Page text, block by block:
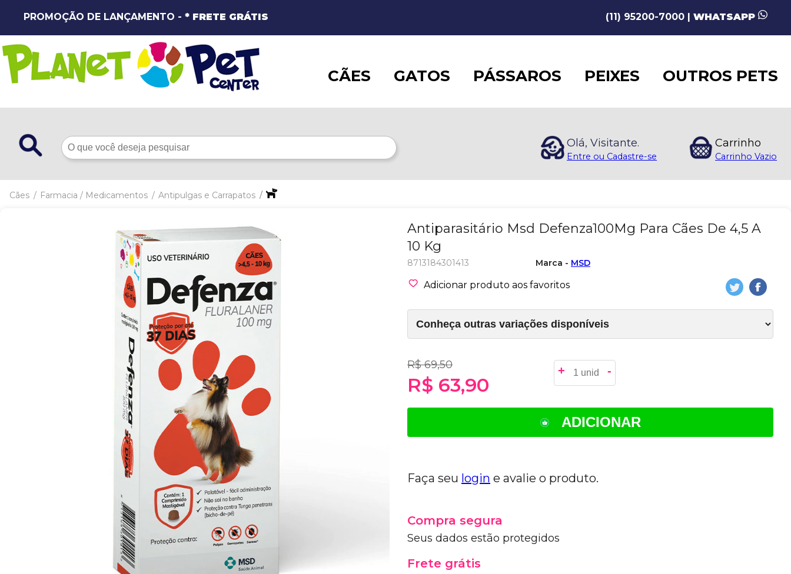
PROMOÇÃO DE LANÇAMENTO - * FRETE GRÁTIS (11) 95200-7000 | WHATSAPP
CÃES GATOS PÁSSAROS PEIXES OUTROS PETS
Olá, Visitante.
Entre ou Cadastre-se
Carrinho
Carrinho Vazio
Cães Farmacia / Medicamentos Antipulgas e Carrapatos
Antiparasitário Msd Defenza100Mg Para Cães De 4,5 A
10 Kg
8713184301413 Marca - MSD
Adicionar produto aos favoritos
R$ 69,50
R$ 63,90
+ -
ADICIONAR
Faça seu login e avalie o produto.
Compra segura
Seus dados estão protegidos
Frete grátis